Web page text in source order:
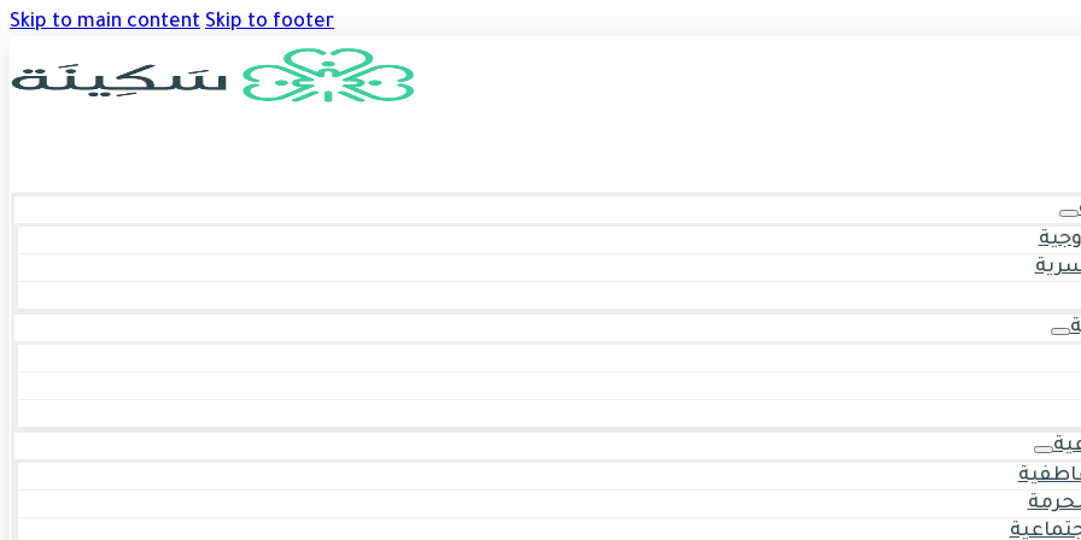
Skip to main content Skip to footer